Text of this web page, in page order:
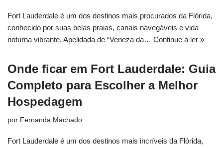
Fort Lauderdale é um dos destinos mais procurados da Flórida,
conhecido por suas belas praias, canais navegáveis e vida
noturna vibrante. Apelidada de “Veneza da… Continue a ler »
Onde ficar em Fort Lauderdale: Guia
Completo para Escolher a Melhor
Hospedagem
por Fernanda Machado
Fort Lauderdale é um dos destinos mais incríveis da Flórida,